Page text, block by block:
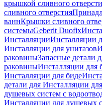
крышкой сливного
сливного отверстия
ваннКрышки сливного
системыGeberit Duofix
ИнсталляцииИнсталляции
Инсталляции для унитазов
раковиныЗапасные детали
раковиныИнсталляции для
Инсталляции для биде
детали для Инсталляции
душевых систем с
Инсталляции для душевых